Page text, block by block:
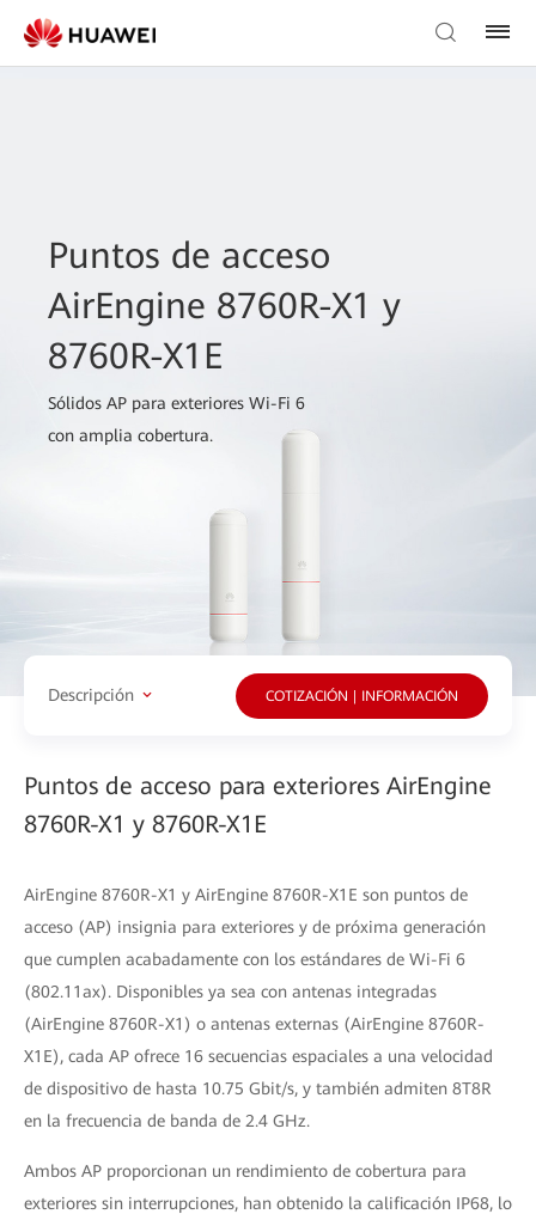
Puntos de acceso
AirEngine 8760R-X1 y
8760R-X1E
Sólidos AP para exteriores Wi-Fi 6
con amplia cobertura.
Descripción COTIZACIÓN | INFORMACIÓN
Puntos de acceso para exteriores AirEngine
8760R-X1 y 8760R-X1E
AirEngine 8760R-X1 y AirEngine 8760R-X1E son puntos de
acceso (AP) insignia para exteriores y de próxima generación
que cumplen acabadamente con los estándares de Wi-Fi 6
(802.11ax). Disponibles ya sea con antenas integradas
(AirEngine 8760R-X1) o antenas externas (AirEngine 8760R-
X1E), cada AP ofrece 16 secuencias espaciales a una velocidad
de dispositivo de hasta 10.75 Gbit/s, y también admiten 8T8R
en la frecuencia de banda de 2.4 GHz.
Ambos AP proporcionan un rendimiento de cobertura para
exteriores sin interrupciones, han obtenido la calificación IP68, lo